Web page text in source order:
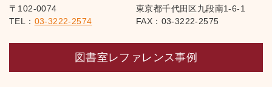
〒102-0074
東京都千代田区九段南1-6-1
TEL： 03-3222-2574 FAX：03-3222-2575
図書室レファレンス事例